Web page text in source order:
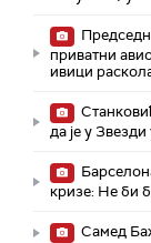
приватни
ивици
да је у
кризе: Не би
Самед